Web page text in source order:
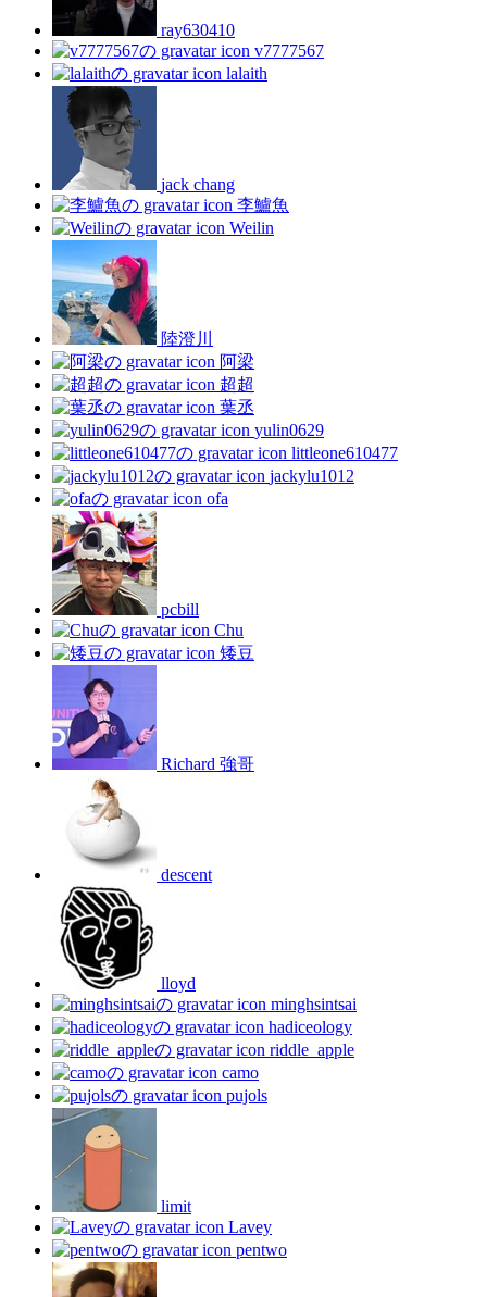
ray630410
v7777567
lalaith
jack chang
李鱸魚
Weilin
陸澄川
阿梁
超超
葉丞
yulin0629
littleone610477
jackylu1012
ofa
pcbill
Chu
矮豆
Richard 強哥
descent
lloyd
minghsintsai
hadiceology
riddle_apple
camo
pujols
limit
Lavey
pentwo